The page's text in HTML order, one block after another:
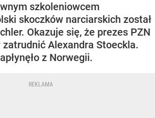
szkoleniowcem
skoczków narciarskich został
Okazuje się, że prezes PZN
zatrudnić Alexandra Stoeckla.
z Norwegii.